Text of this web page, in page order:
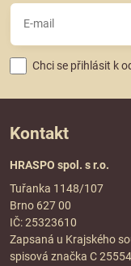
Chci se přihlásit k
Kontakt
HRASPO spol. s r.o.
Tuřanka 1148/107
Brno 627 00
IČ: 25323610
Zapsaná u Krajského
spisová značka C 25554